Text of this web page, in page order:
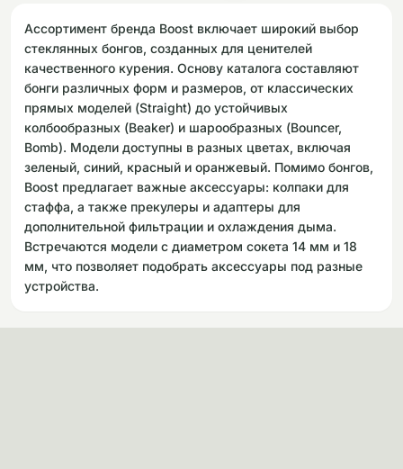
Ассортимент бренда Boost включает широкий выбор
стеклянных бонгов, созданных для ценителей
качественного курения. Основу каталога составляют
бонги различных форм и размеров, от классических
прямых моделей (Straight) до устойчивых
колбообразных (Beaker) и шарообразных (Bouncer,
Bomb). Модели доступны в разных цветах, включая
зеленый, синий, красный и оранжевый. Помимо бонгов,
Boost предлагает важные аксессуары: колпаки для
стаффа, а также прекулеры и адаптеры для
дополнительной фильтрации и охлаждения дыма.
Встречаются модели с диаметром сокета 14 мм и 18
мм, что позволяет подобрать аксессуары под разные
устройства.